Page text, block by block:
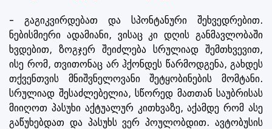
- გაგიკვირდებათ და სპონტანური შეხვედრებით.
ნებისმიერი ადამიანი, ვისაც კი დღის განმავლობაში
ხვდებით, ზოგჯერ შეიძლება სრულიად შემთხვევით,
ისე რომ, თვითონაც არ ჰქონდეს წარმოდგენა, გახდეს
თქვენთვის მნიშვნელოვანი შეტყობინების მომტანი.
სრულიად შესაძლებელია, სწორედ მათთან საუბრისას
მიიღოთ პასუხი აქტუალურ კითხვაზე, აქამდე რომ ასე
გაწუხებდათ და პასუხს ვერ პოულობდით. ავტობუსის